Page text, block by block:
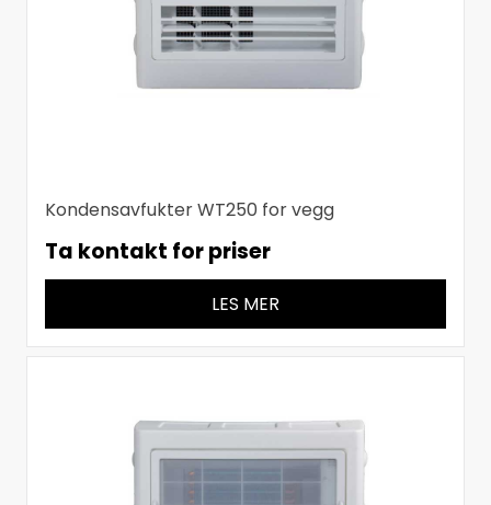
Kondensavfukter WT250 for vegg
Ta kontakt for priser
LES MER